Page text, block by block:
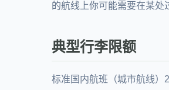
的航线上你可能需要在某处
典型行李限额
标准国内航班（城市航线）